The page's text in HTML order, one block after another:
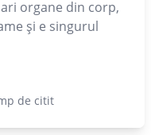
organe din corp,
și e singurul
de citit